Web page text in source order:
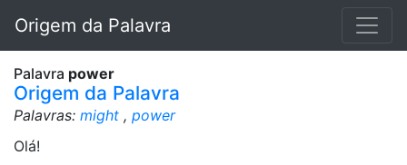
Origem da Palavra
Palavra power
Origem da Palavra
Palavras: might , power
Olá!